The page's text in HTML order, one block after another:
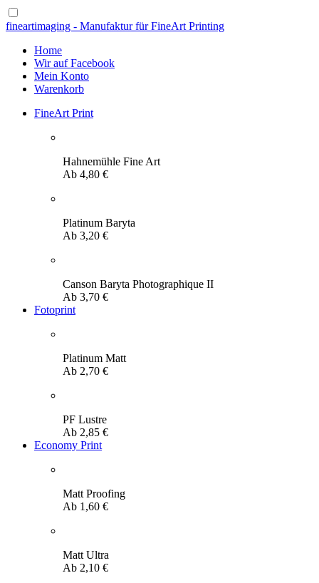
fineartimaging - Manufaktur für FineArt Printing
Home
Wir auf Facebook
Mein Konto
Warenkorb
FineArt Print
Hahnemühle Fine Art
Ab 4,80 €
Platinum Baryta
Ab 3,20 €
Canson Baryta Photographique II
Ab 3,70 €
Fotoprint
Platinum Matt
Ab 2,70 €
PF Lustre
Ab 2,85 €
Economy Print
Matt Proofing
Ab 1,60 €
Matt Ultra
Ab 2,10 €